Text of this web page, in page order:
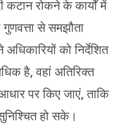
कटान रोकने के कार्यों में
गुणवत्ता से समझौता
को निर्देशित
है, वहां अतिरिक्त
पर किए जाएं, ताकि
हो सके।